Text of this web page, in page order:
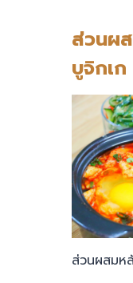
ส่วนผ
บูจิกเก
ส่วนผสมห